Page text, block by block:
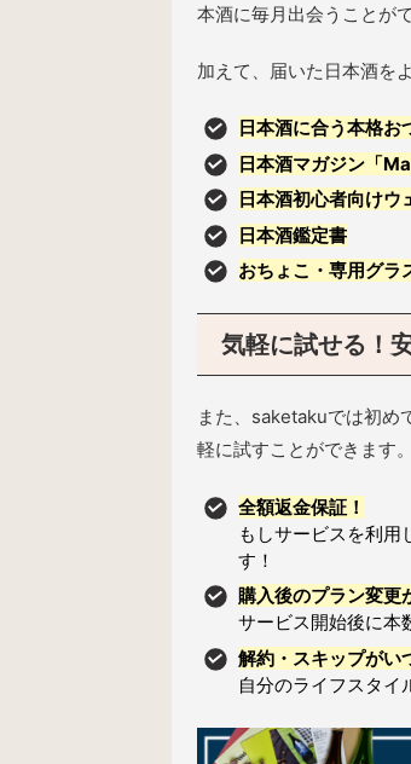
本酒に毎月出会うことが
加えて、届いた日本酒を
日本酒に合う本格お
日本酒マガジン「
日本酒初心者向けウ
日本酒鑑定書
おちょこ・専用グラ
気軽に試せる！
また、saketakuでは初め
軽に試すことができます。
全額返金保証！
もしサービスを利用
す！
購入後のプラン変更
サービス開始後に本
解約・スキップがい
自分のライフスタイ